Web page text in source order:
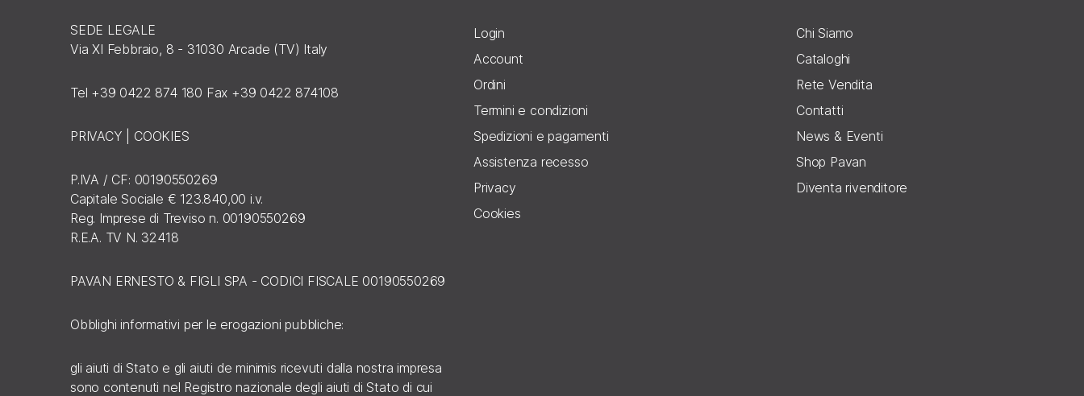
SEDE LEGALE
Via XI Febbraio, 8 - 31030 Arcade (TV) Italy
Tel +39 0422 874 180 Fax +39 0422 874108
PRIVACY COOKIES
P.IVA / CF: 00190550269
Capitale Sociale € 123.840,00 i.v.
Reg. Imprese di Treviso n. 00190550269
R.E.A. TV N. 32418
PAVAN ERNESTO & FIGLI SPA - CODICI FISCALE 00190550269
Obblighi informativi per le erogazioni pubbliche:
gli aiuti di Stato e gli aiuti de minimis ricevuti dalla nostra impresa
sono contenuti nel Registro nazionale degli aiuti di Stato di cui
Login
Account
Ordini
Termini e condizioni
Spedizioni e pagamenti
Assistenza recesso
Privacy
Cookies
Chi Siamo
Cataloghi
Rete Vendita
Contatti
News & Eventi
Shop Pavan
Diventa rivenditore